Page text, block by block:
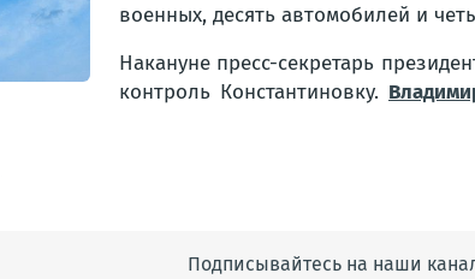
военных, десять автомобилей и
Накануне пресс-секретарь
контроль Константиновку.
Подписывайтесь на наши